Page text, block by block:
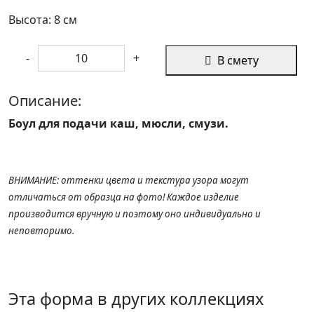
Высота: 8 см
- + В смету
Описание:
Боул для подачи каш, мюсли, смузи.
ВНИМАНИЕ: оттенки цвета и текстура узора могут
отличаться от образца на фото! Каждое изделие
производится вручную и поэтому оно индивидуально и
неповторимо.
Эта форма в других коллекциях